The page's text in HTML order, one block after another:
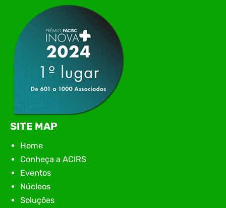
apresentação de novas iniciativas para o setor. O
encontro aconteceu em Rio…
SITE MAP
Home
Conheça a ACIRS
Eventos
Núcleos
Soluções